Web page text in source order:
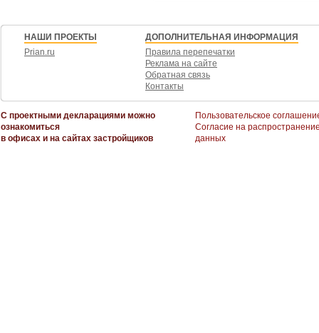
НАШИ ПРОЕКТЫ
Prian.ru
ДОПОЛНИТЕЛЬНАЯ ИНФОРМАЦИЯ
Правила перепечатки
Реклама на сайте
Обратная связь
Контакты
С проектными декларациями можно
ознакомиться
в офисах и на сайтах застройщиков
Пользовательское
Согласие на
данных